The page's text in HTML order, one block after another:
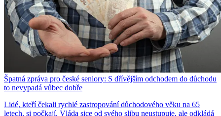
Špatná zpráva pro české seniory: S dřívějším odchodem do důchodu
to nevypadá vůbec dobře
Lidé, kteří čekali rychlé zastropování důchodového věku na 65
letech, si počkají. Vláda sice od svého slibu neustupuje, ale odkládá